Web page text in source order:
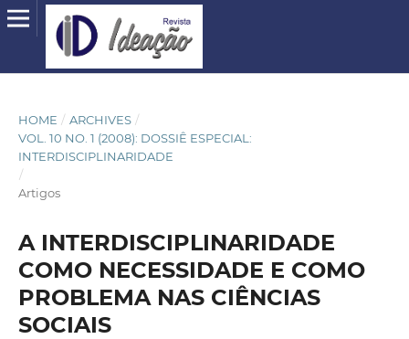
HOME / ARCHIVES /
VOL. 10 NO. 1 (2008): DOSSIÊ ESPECIAL:
INTERDISCIPLINARIDADE
/
Artigos
A INTERDISCIPLINARIDADE
COMO NECESSIDADE E COMO
PROBLEMA NAS CIÊNCIAS
SOCIAIS